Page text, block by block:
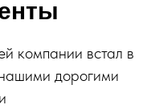
компании встал в
дорогими